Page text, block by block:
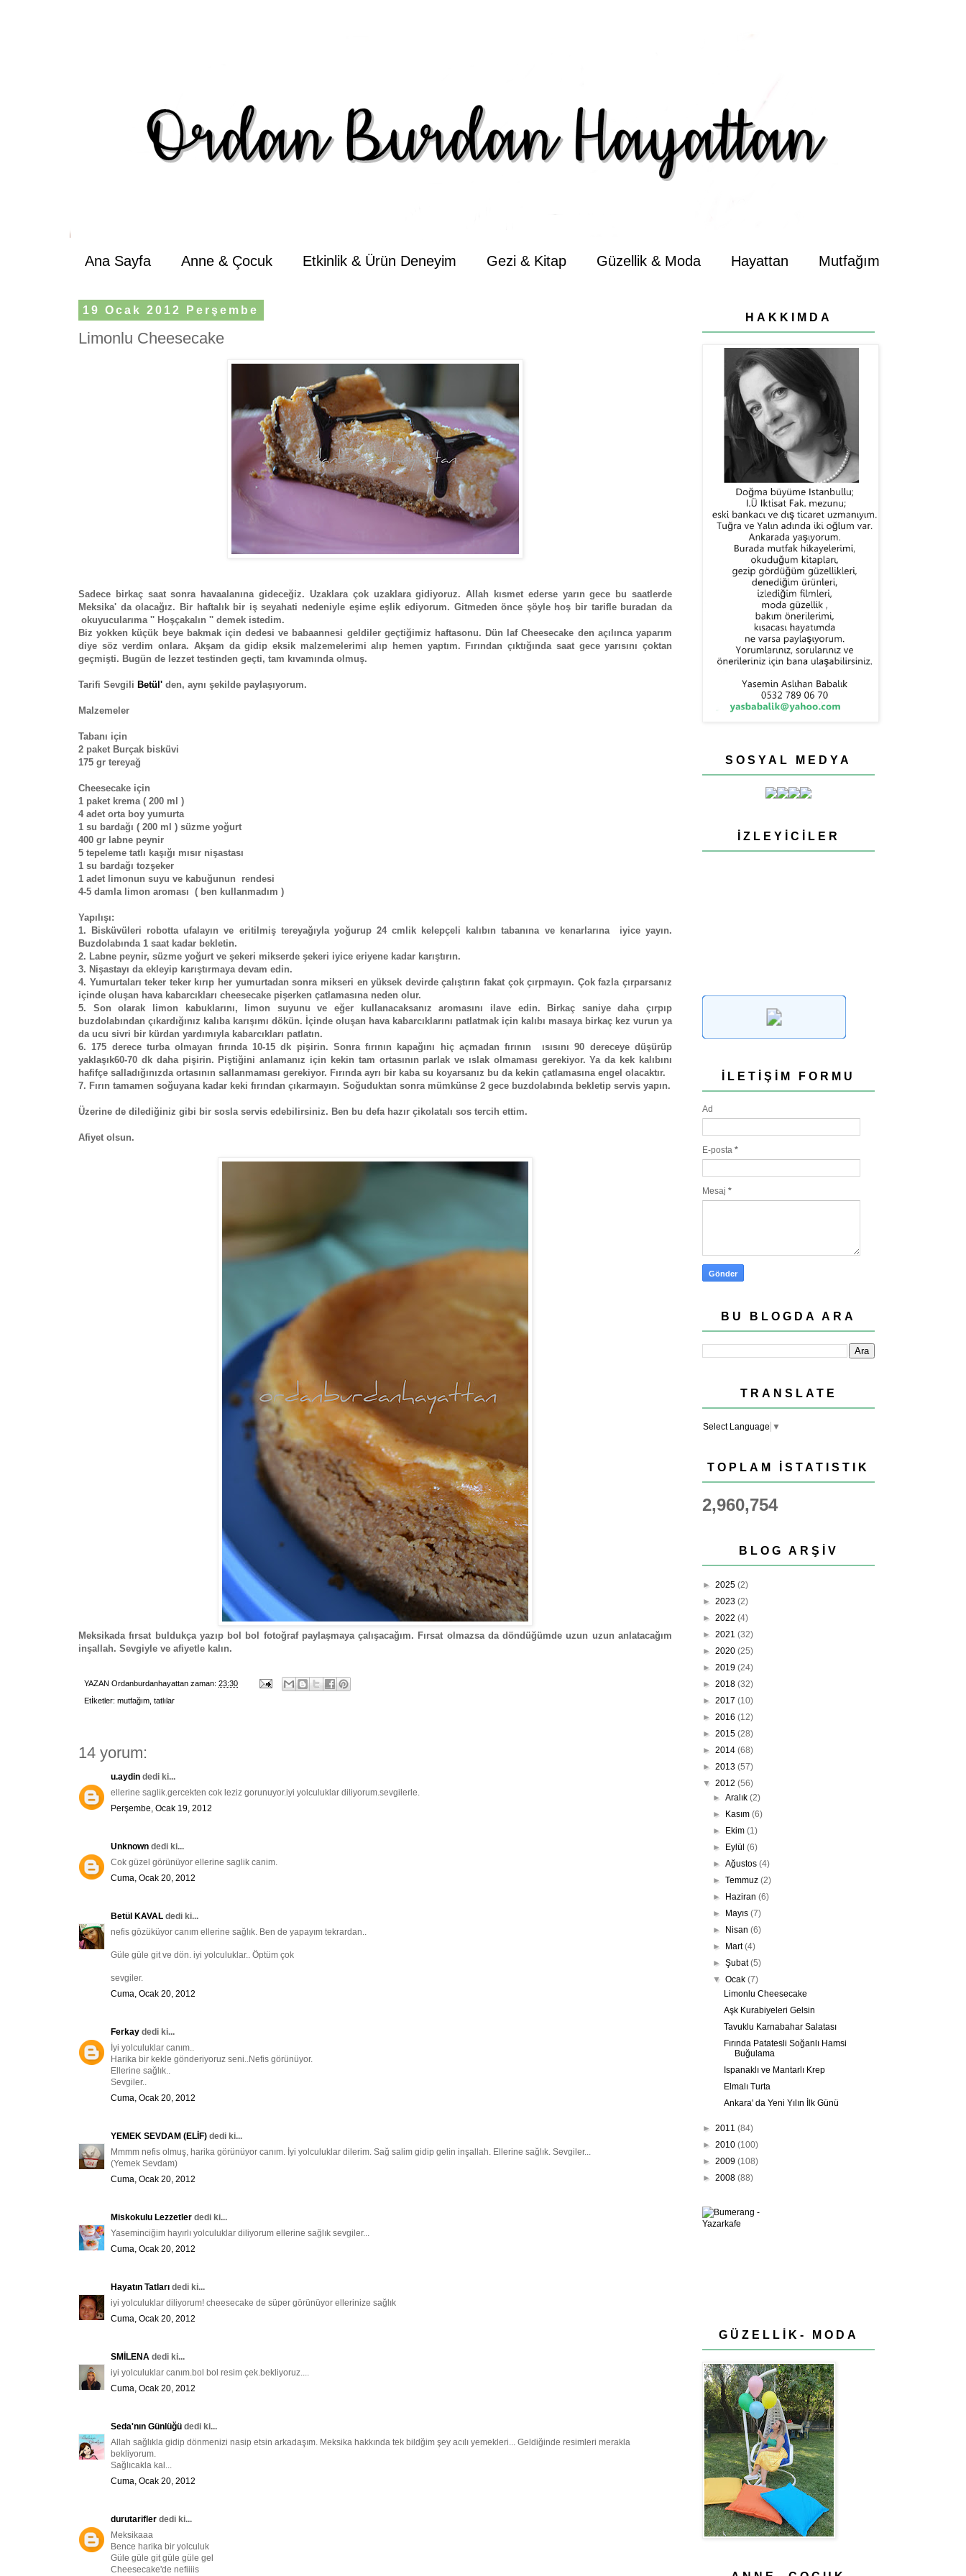
Ana Sayfa Anne & Çocuk Etkinlik & Ürün Deneyim Gezi & Kitap Güzellik & Moda Hayattan Mutfağım
19 Ocak 2012 Perşembe
Limonlu Cheesecake
Sadece birkaç saat sonra havaalanına gideceğiz. Uzaklara çok uzaklara gidiyoruz. Allah kısmet ederse yarın gece bu saatlerde
Meksika' da olacağız. Bir haftalık bir iş seyahati nedeniyle eşime eşlik ediyorum. Gitmeden önce şöyle hoş bir tarifle buradan da
okuyucularıma '' Hoşçakalın '' demek istedim.
Biz yokken küçük beye bakmak için dedesi ve babaannesi geldiler geçtiğimiz haftasonu. Dün laf Cheesecake den açılınca yaparım
diye söz verdim onlara. Akşam da gidip eksik malzemelerimi alıp hemen yaptım. Fırından çıktığında saat gece yarısını çoktan
geçmişti. Bugün de lezzet testinden geçti, tam kıvamında olmuş.
Tarifi Sevgili Betül' den, aynı şekilde paylaşıyorum.
Malzemeler
Tabanı için
2 paket Burçak bisküvi
175 gr tereyağ
Cheesecake için
1 paket krema ( 200 ml )
4 adet orta boy yumurta
1 su bardağı ( 200 ml ) süzme yoğurt
400 gr labne peynir
5 tepeleme tatlı kaşığı mısır nişastası
1 su bardağı tozşeker
1 adet limonun suyu ve kabuğunun rendesi
4-5 damla limon aroması ( ben kullanmadım )
Yapılışı:
1. Bisküvüleri robotta ufalayın ve eritilmiş tereyağıyla yoğurup 24 cmlik kelepçeli kalıbın tabanına ve kenarlarına iyice yayın.
Buzdolabında 1 saat kadar bekletin.
2. Labne peynir, süzme yoğurt ve şekeri mikserde şekeri iyice eriyene kadar karıştırın.
3. Nişastayı da ekleyip karıştırmaya devam edin.
4. Yumurtaları teker teker kırıp her yumurtadan sonra mikseri en yüksek devirde çalıştırın fakat çok çırpmayın. Çok fazla çırparsanız
içinde oluşan hava kabarcıkları cheesecake pişerken çatlamasına neden olur.
5. Son olarak limon kabuklarını, limon suyunu ve eğer kullanacaksanız aromasını ilave edin. Birkaç saniye daha çırpıp
buzdolabından çıkardığınız kalıba karışımı dökün. İçinde oluşan hava kabarcıklarını patlatmak için kalıbı masaya birkaç kez vurun ya
da ucu sivri bir kürdan yardımıyla kabarcıkları patlatın.
6. 175 derece turba olmayan fırında 10-15 dk pişirin. Sonra fırının kapağını hiç açmadan fırının ısısını 90 dereceye düşürüp
yaklaşık60-70 dk daha pişirin. Piştiğini anlamanız için kekin tam ortasının parlak ve ıslak olmaması gerekiyor. Ya da kek kalıbını
hafifçe salladığınızda ortasının sallanmaması gerekiyor. Fırında ayrı bir kaba su koyarsanız bu da kekin çatlamasına engel olacaktır.
7. Fırın tamamen soğuyana kadar keki fırından çıkarmayın. Soğuduktan sonra mümkünse 2 gece buzdolabında bekletip servis yapın.
Üzerine de dilediğiniz gibi bir sosla servis edebilirsiniz. Ben bu defa hazır çikolatalı sos tercih ettim.
Afiyet olsun.
Meksikada fırsat buldukça yazıp bol bol fotoğraf paylaşmaya çalışacağım. Fırsat olmazsa da döndüğümde uzun uzun anlatacağım
inşallah. Sevgiyle ve afiyetle kalın.
YAZAN Ordanburdanhayattan zaman: 23:30
Etİketler: mutfağım tatlılar
14 yorum:
u.aydin dedi ki...
ellerine saglik.gercekten cok leziz gorunuyor.iyi yolculuklar diliyorum.sevgilerle.
Perşembe, Ocak 19, 2012
Unknown dedi ki...
Cok güzel görünüyor ellerine saglik canim.
Cuma, Ocak 20, 2012
Betül KAVAL dedi ki...
nefis gözüküyor canım ellerine sağlık. Ben de yapayım tekrardan..
Güle güle git ve dön. iyi yolculuklar.. Öptüm çok
sevgiler.
Cuma, Ocak 20, 2012
Ferkay dedi ki...
İyi yolculuklar canım..
Harika bir kekle gönderiyoruz seni..Nefis görünüyor.
Ellerine sağlık..
Sevgiler..
Cuma, Ocak 20, 2012
YEMEK SEVDAM (ELİF) dedi ki...
Mmmm nefis olmuş, harika görünüyor canım. İyi yolculuklar dilerim. Sağ salim gidip gelin inşallah. Ellerine sağlık. Sevgiler...
(Yemek Sevdam)
Cuma, Ocak 20, 2012
Miskokulu Lezzetler dedi ki...
Yaseminciğim hayırlı yolculuklar diliyorum ellerine sağlık sevgiler...
Cuma, Ocak 20, 2012
Hayatın Tatları dedi ki...
iyi yolculuklar diliyorum! cheesecake de süper görünüyor ellerinize sağlık
Cuma, Ocak 20, 2012
SMİLENA dedi ki...
iyi yolculuklar canım.bol bol resim çek.bekliyoruz....
Cuma, Ocak 20, 2012
Seda'nın Günlüğü dedi ki...
Allah sağlıkla gidip dönmenizi nasip etsin arkadaşım. Meksika hakkında tek bildğim şey acılı yemekleri... Geldiğinde resimleri merakla
bekliyorum.
Sağlıcakla kal...
Cuma, Ocak 20, 2012
durutarifler dedi ki...
Meksikaaa
Bence harika bir yolculuk
Güle güle git güle güle gel
Cheesecake'de nefiiiis
HAKKIMDA
SOSYAL MEDYA
İZLEYICILER
İLETIŞIM FORMU
Ad
E-posta *
Mesaj *
BU BLOGDA ARA
TRANSLATE
Select Language ▼
TOPLAM İSTATISTIK
2,960,754
BLOG ARŞIV
► 2025 (2)
► 2023 (2)
► 2022 (4)
► 2021 (32)
► 2020 (25)
► 2019 (24)
► 2018 (32)
► 2017 (10)
► 2016 (12)
► 2015 (28)
► 2014 (68)
► 2013 (57)
▼ 2012 (56)
►Aralık(2)
► Kasım(6)
► Ekim(1)
► Eylül(6)
►Ağustos(4)
►Temmuz(2)
► Haziran(6)
► Mayıs(7)
► Nisan(6)
► Mart(4)
►Şubat(5)
▼Ocak(7)
Limonlu Cheesecake
Aşk Kurabiyeleri Gelsin
Tavuklu Karnabahar Salatası
Fırında Patatesli Soğanlı Hamsi
Buğulama
Ispanaklı ve Mantarlı Krep
Elmalı Turta
Ankara' da Yeni Yılın İlk Günü
► 2011 (84)
► 2010 (100)
► 2009 (108)
► 2008 (88)
GÜZELLİK- MODA